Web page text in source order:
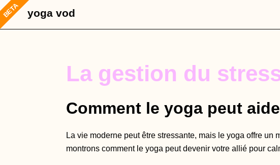
Aller
au
contenu
yoga vod
La gestion du
Comment le yoga peut
La vie moderne peut être stressante, mais le yoga offre
montrons comment le yoga peut devenir votre allié pour